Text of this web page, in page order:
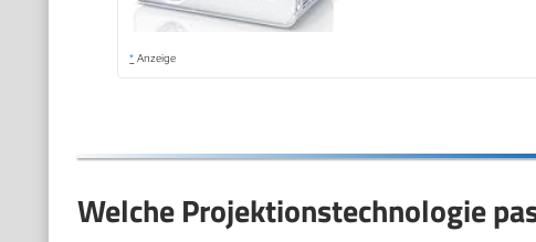
* Anzeige
Welche Projektionstechnologie